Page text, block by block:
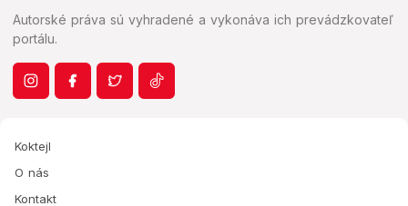
Autorské práva sú vyhradené a vykonáva ich prevádzkovateľ
portálu.
Koktejl
O nás
Kontakt